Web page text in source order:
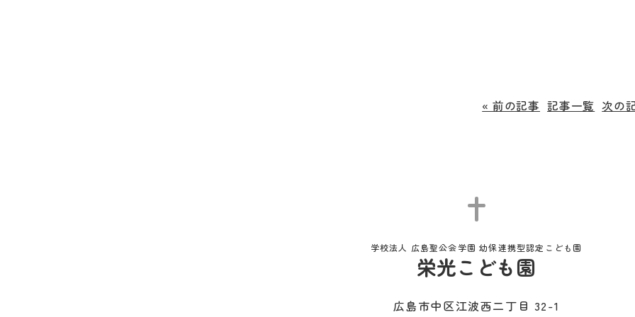
« 前の記事 記事一覧 次の
学校法人 広島聖公会学園 幼保連携型認定こども園
栄光こども園
広島市中区江波西二丁目 32-1